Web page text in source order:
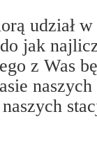
udział
jak
z Was